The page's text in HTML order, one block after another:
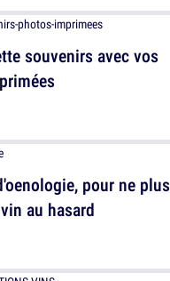
pour ne plus
au hasard
souvenirs avec vos